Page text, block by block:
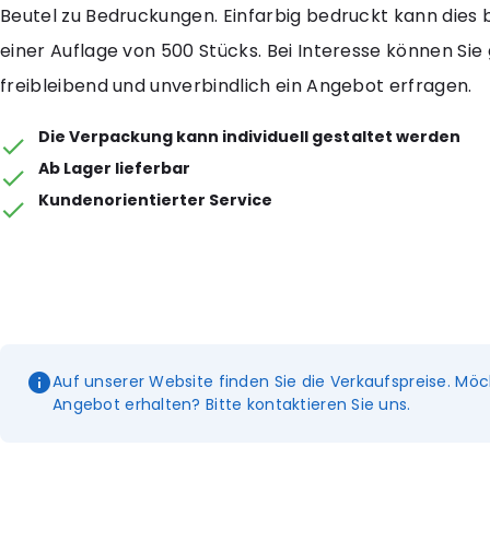
Beutel zu Bedruckungen. Einfarbig bedruckt kann dies
einer Auflage von 500 Stücks. Bei Interesse können Sie
freibleibend und unverbindlich ein Angebot erfragen.
Die Verpackung kann individuell gestaltet werden
Ab Lager lieferbar
Kundenorientierter Service
Auf unserer Website finden Sie die Verkaufspreise.
Angebot erhalten? Bitte kontaktieren Sie uns.